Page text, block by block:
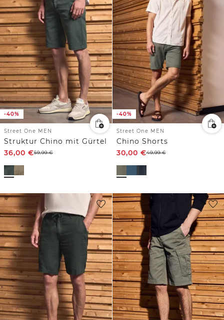
-40%
Street One MEN
Struktur Chino mit Gürtel
36,00 €59,99€
-40%
Street One MEN
Chino Shorts
30,00 €49,99€